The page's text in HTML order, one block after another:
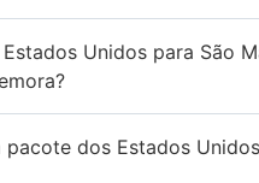
Unidos para São
pacote dos Estados